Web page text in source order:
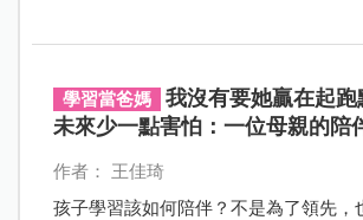
學習當爸媽
我沒有要她贏在起
未來少一點害怕：一位母親的陪
作者： 王佳琦
孩子學習該如何陪伴？不是為了領先，